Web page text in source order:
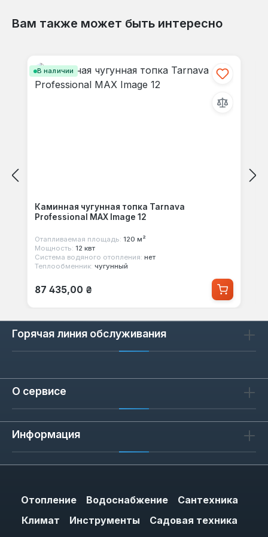
более 30 см.
Вам также может быть интересно
В наличии
Каминная чугунная топка Tarnava
Professional MAX Image 12
Отапливаемая площадь: 120 м²
Мощность: 12 квт
Система водяного отопления: нет
Теплообменник: чугунный
Обычная цена:
87 435,00 ₴
Горячая линия обслуживания
О сервисе
Информация
Отопление Водоснабжение
Сантехника
Климат
Инструменты
Садовая техника